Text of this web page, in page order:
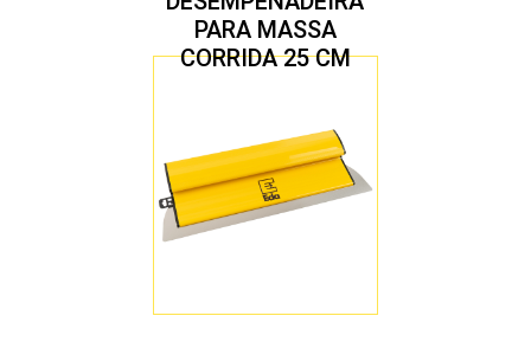
PARA MASSA
CORRIDA 25 CM